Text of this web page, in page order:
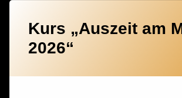
Kurs „Auszeit am
2026“